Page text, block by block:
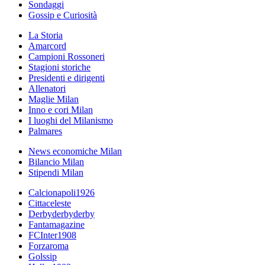
Sondaggi
Gossip e Curiosità
La Storia
Amarcord
Campioni Rossoneri
Stagioni storiche
Presidenti e dirigenti
Allenatori
Maglie Milan
Inno e cori Milan
I luoghi del Milanismo
Palmares
News economiche Milan
Bilancio Milan
Stipendi Milan
Calcionapoli1926
Cittaceleste
Derbyderbyderby
Fantamagazine
FCInter1908
Forzaroma
Golssip